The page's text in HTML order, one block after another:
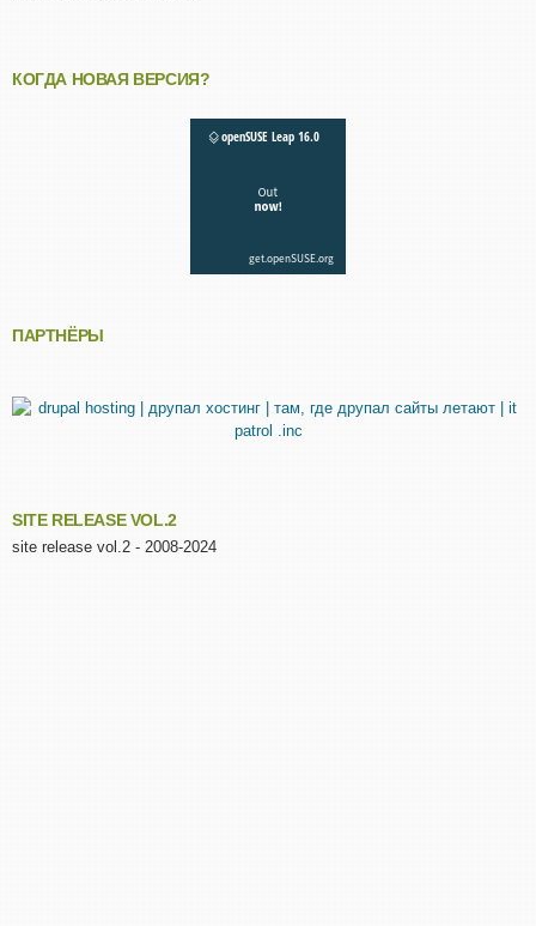
КОГДА НОВАЯ ВЕРСИЯ?
ПАРТНЁРЫ
SITE RELEASE VOL.2
site release vol.2 - 2008-2024